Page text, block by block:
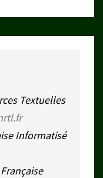
Textuelles
Informatisé